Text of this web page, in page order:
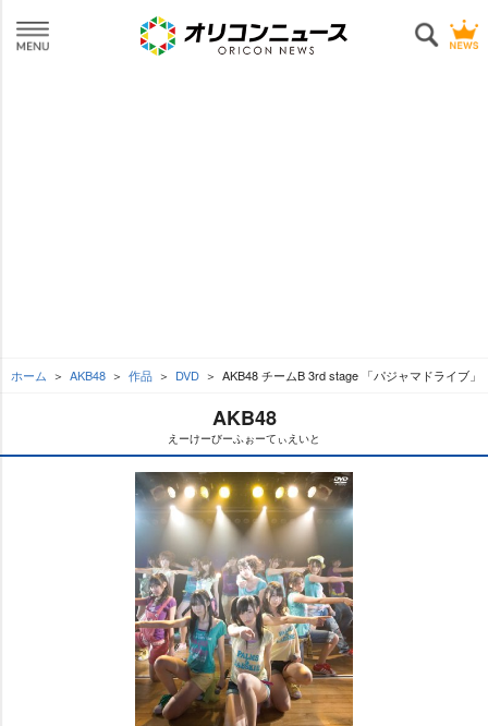
ホーム AKB48 作品 DVD AKB48 チームB 3rd stage 「パジャマドライブ」
AKB48
えーけーびーふぉーてぃえいと